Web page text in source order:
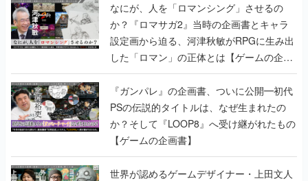
なにが、人を「ロマンシング」させるの
か？『ロマサガ2』当時の企画書とキャラ
設定画から迫る、河津秋敏がRPGに生み出
した「ロマン」の正体とは【ゲームの企画
書】
『ガンパレ』の企画書、ついに公開━初代
PSの伝説的タイトルは、なぜ生まれたの
か？そして『LOOP8』へ受け継がれたもの
【ゲームの企画書】
世界が認めるゲームデザイナー・上田文人